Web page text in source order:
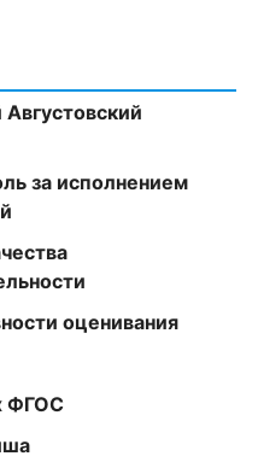
за исполнением
оценивания
ФГОС